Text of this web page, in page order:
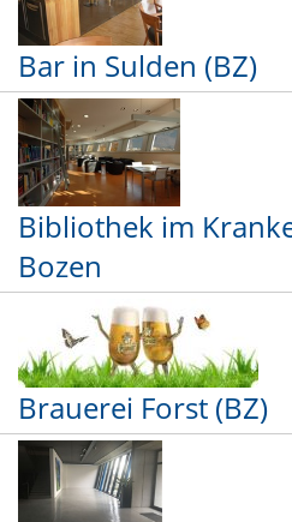
Bar in Sulden (BZ)
Bibliothek im
Bozen
Brauerei Forst (BZ)